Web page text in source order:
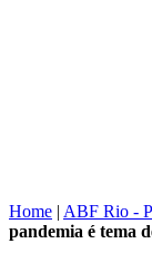
Home | ABF Rio -
pandemia é tema